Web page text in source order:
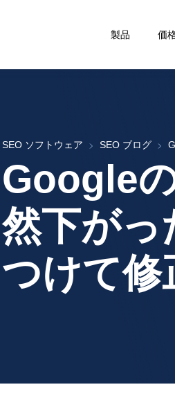
製品 価
SEO ソフトウェア SEO ブログ
Google
然下がっ
つけて修